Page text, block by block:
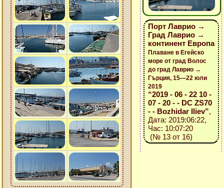
Порт Лаврио →
Град Лаврио →
континент Европа
Плаване в Егейско
море от град Волос
до град Лаврио →
Гърция, 15—22 юли
2019
“2019 - 06 - 22 10 -
07 - 20 - - DC ZS70
- - Bozhidar Iliev”,
Дата: 2019:06:22,
Час: 10:07:20
(№ 13 от 16)